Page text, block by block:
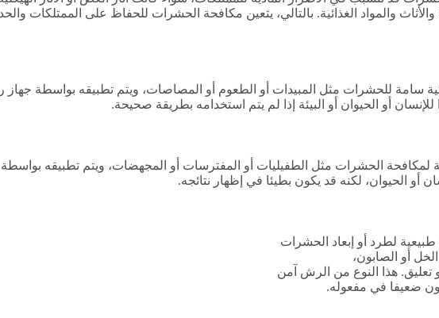
والمواد الغذائية. بالتالي، يتعين مكافحة الحشرات للحفاظ على الممتلكات
سامة للحشرات مثل المبيدات أو الطعوم أو المصاصات، ويتم تطبيقه بواسطة
أو الحيوان أو البيئة إذا لم يتم استخدامه بطريقة صحيحة.
الحشرات مثل الطفيليات أو المفترسات أو المجهضات، ويتم تطبيقه
أو الحيوان، لكنه قد يكون بطيئا في إظهار نتائجه.
لطرد أو إبعاد الحشرات
أو الصابون،
تعليق. هذا النوع من الرش آمن
ضعيفا في مفعوله.